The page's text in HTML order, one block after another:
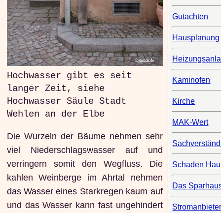
Hochwasser gibt es seit
langer Zeit, siehe
Hochwasser Säule Stadt
Wehlen an der Elbe
Die Wurzeln der Bäume nehmen sehr
viel Niederschlagswasser auf und
verringern somit den Wegfluss. Die
kahlen Weinberge im Ahrtal nehmen
das Wasser eines Starkregen kaum auf
und das Wasser kann fast ungehindert
Gutachten
Hausplanung
Kaminofen
Kirche
MAK-Wert
Schaden
Das